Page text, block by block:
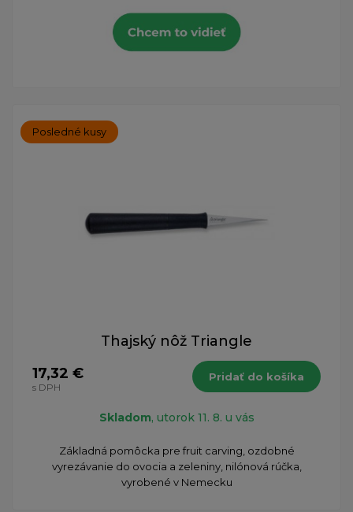
Posledné kusy
Thajský nôž Triangle
17,32 €
s DPH
Pridať do košíka
Skladom, utorok 11. 8. u vás
Základná pomôcka pre fruit carving, ozdobné
vyrezávanie do ovocia a zeleniny, nilónová rúčka,
vyrobené v Nemecku